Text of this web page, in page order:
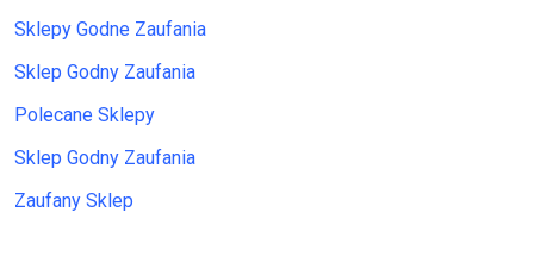
Sklepy Godne Zaufania
Sklep Godny Zaufania
Polecane Sklepy
Sklep Godny Zaufania
Zaufany Sklep